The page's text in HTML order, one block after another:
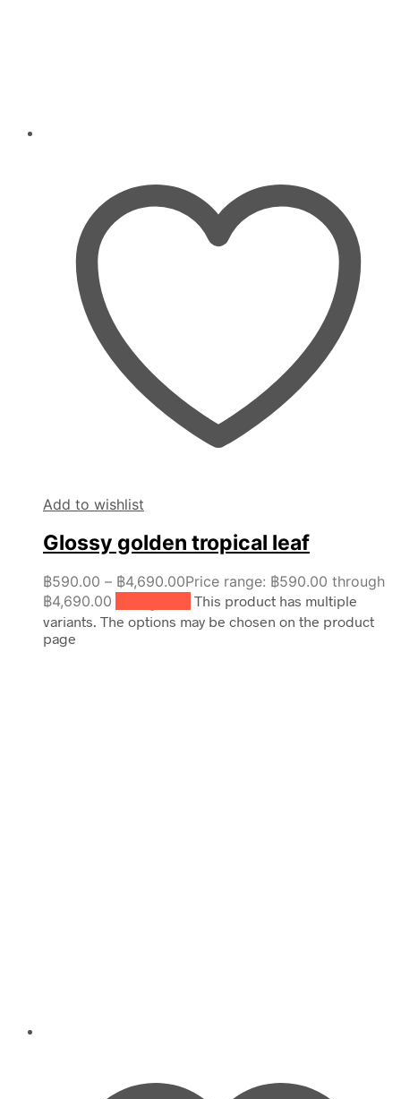
Add to wishlist
Glossy golden tropical leaf
฿590.00 – ฿4,690.00Price range: ฿590.00 through
฿4,690.00
This product has multiple
variants. The options may be chosen on the product
page